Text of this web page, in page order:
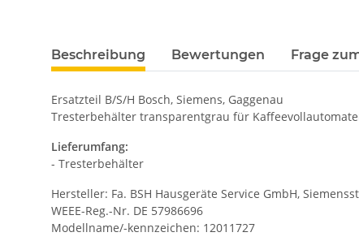
Beschreibung Bewertungen Frage
Ersatzteil B/S/H Bosch, Siemens, Gaggenau
Tresterbehälter transparentgrau für
Lieferumfang:
- Tresterbehälter
Hersteller: Fa. BSH Hausgeräte Service GmbH,
WEEE-Reg.-Nr. DE 57986696
Modellname/-kennzeichen: 12011727